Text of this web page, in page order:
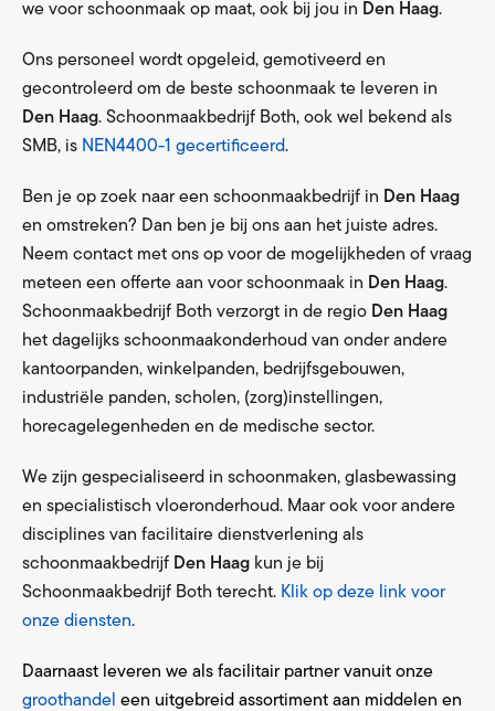
we voor schoonmaak op maat, ook bij jou in Den Haag.
Ons personeel wordt opgeleid, gemotiveerd en
gecontroleerd om de beste schoonmaak te leveren in
Den Haag. Schoonmaakbedrijf Both, ook wel bekend als
SMB, is NEN4400-1 gecertificeerd.
Ben je op zoek naar een schoonmaakbedrijf in Den Haag
en omstreken? Dan ben je bij ons aan het juiste adres.
Neem contact met ons op voor de mogelijkheden of vraag
meteen een offerte aan voor schoonmaak in Den Haag.
Schoonmaakbedrijf Both verzorgt in de regio Den Haag
het dagelijks schoonmaakonderhoud van onder andere
kantoorpanden, winkelpanden, bedrijfsgebouwen,
industriële panden, scholen, (zorg)instellingen,
horecagelegenheden en de medische sector.
We zijn gespecialiseerd in schoonmaken, glasbewassing
en specialistisch vloeronderhoud. Maar ook voor andere
disciplines van facilitaire dienstverlening als
schoonmaakbedrijf Den Haag kun je bij
Schoonmaakbedrijf Both terecht. Klik op deze link voor
onze diensten.
Daarnaast leveren we als facilitair partner vanuit onze
groothandel een uitgebreid assortiment aan middelen en